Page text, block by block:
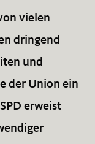
vielen
dringend
und
der Union ein
erweist